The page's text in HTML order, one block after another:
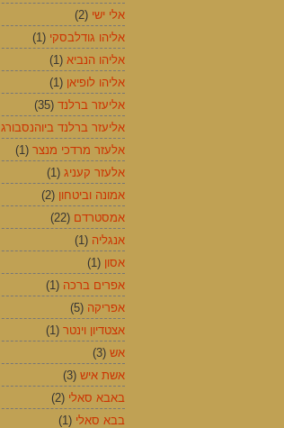
אלי ישי (2)
אליהו גודלבסקי (1)
אליהו הנביא (1)
אליהו לופיאן (1)
אליעזר ברלנד (35)
אליעזר ברלנד ביוהנסבורג
אלעזר מרדכי מנצר (1)
אלעזר קעניג (1)
אמונה וביטחון (2)
אמסטרדם (22)
אנגליה (1)
אסון (1)
אפרים ברכה (1)
אפריקה (5)
אצטדיון וינטר (1)
אש (3)
אשת איש (3)
באבא סאלי (2)
בבא סאלי (1)